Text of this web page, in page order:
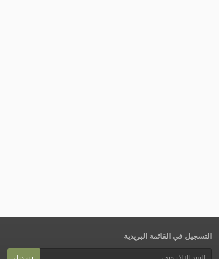
التسجيل في القائمة البريدية